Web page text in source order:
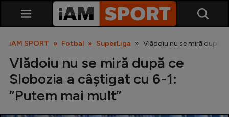
iAM SPORT Fotbal SuperLiga Vlădoiu nu se miră după
Vlădoiu nu se miră după ce
Slobozia a câștigat cu 6-1:
”Putem mai mult”